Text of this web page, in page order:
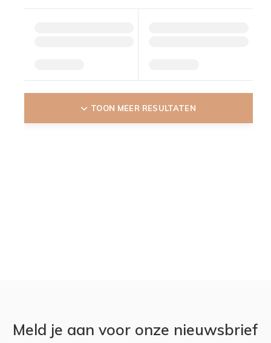
TOON MEER RESULTATEN
Meld je aan voor onze nieuwsbrief